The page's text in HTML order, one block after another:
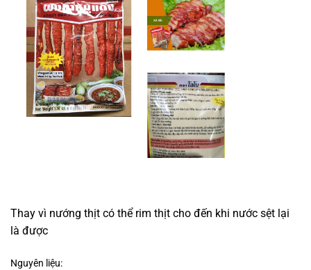
Thay vì nướng thịt có thể rim thịt cho đến khi nước sệt lại
là được
Nguyên liệu: